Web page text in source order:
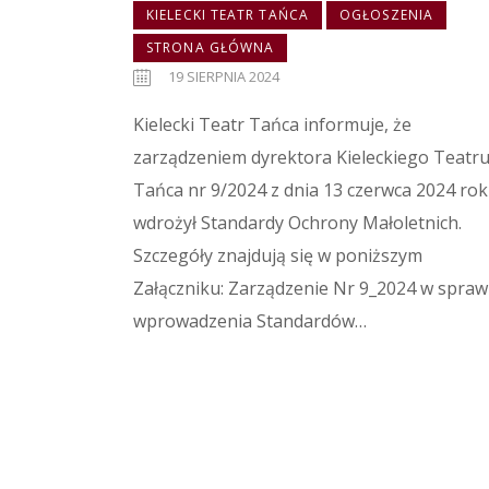
KIELECKI TEATR TAŃCA
OGŁOSZENIA
STRONA GŁÓWNA
19 SIERPNIA 2024
Kielecki Teatr Tańca informuje, że
zarządzeniem dyrektora Kieleckiego Teatru
Tańca nr 9/2024 z dnia 13 czerwca 2024
wdrożył Standardy Ochrony Małoletnich.
Szczegóły znajdują się w poniższym
Załączniku: Zarządzenie Nr 9_2024 w
wprowadzenia Standardów…